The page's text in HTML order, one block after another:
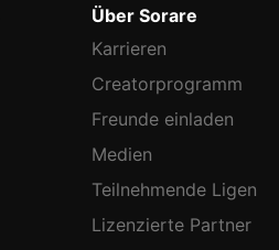
Über Sorare
Karrieren
Creatorprogramm
Freunde einladen
Medien
Teilnehmende Ligen
Lizenzierte Partner